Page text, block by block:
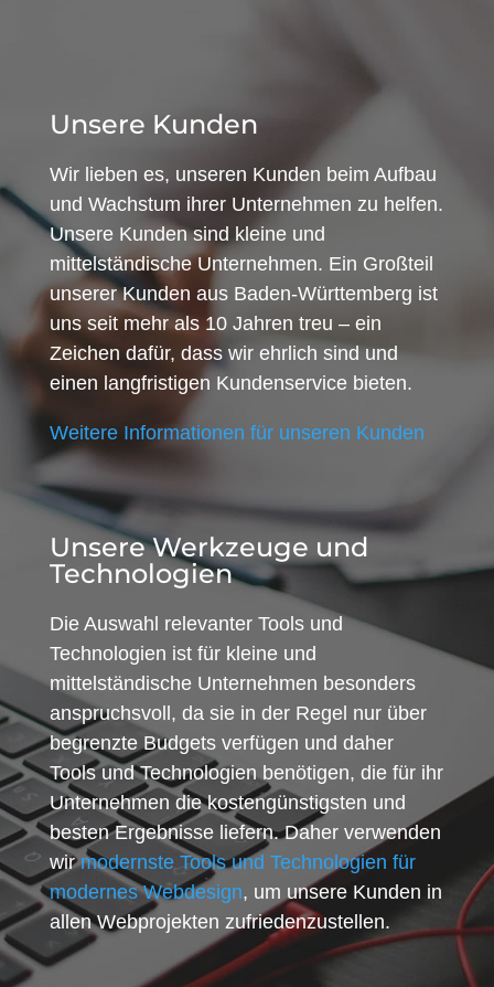
Unsere Kunden
Wir lieben es, unseren Kunden beim Aufbau
und Wachstum ihrer Unternehmen zu helfen.
Unsere Kunden sind kleine und
mittelständische Unternehmen. Ein Großteil
unserer Kunden aus Baden-Württemberg ist
uns seit mehr als 10 Jahren treu – ein
Zeichen dafür, dass wir ehrlich sind und
einen langfristigen Kundenservice bieten.
Weitere Informationen für unseren Kunden
Unsere Werkzeuge und
Technologien
Die Auswahl relevanter Tools und
Technologien ist für kleine und
mittelständische Unternehmen besonders
anspruchsvoll, da sie in der Regel nur über
begrenzte Budgets verfügen und daher
Tools und Technologien benötigen, die für ihr
Unternehmen die kostengünstigsten und
besten Ergebnisse liefern. Daher verwenden
wirmodernste Tools und Technologien für
modernes Webdesign, um unsere Kunden in
allen Webprojekten zufriedenzustellen.